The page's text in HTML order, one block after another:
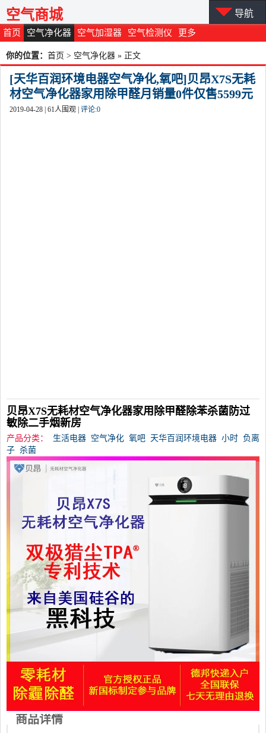
首页 空气净化器 空气加湿器 空气检测仪 更多
空气商城 导航
你的位置： 首页 > 空气净化器 » 正文
[天华百润环境电器空气净化,氧吧]贝昂X7S无耗
材空气净化器家用除甲醛月销量0件仅售5599元
2019-04-28 | 61人围观 | 评论:0
贝昂X7S无耗材空气净化器家用除甲醛除苯杀菌防过
敏除二手烟新房
产品分类： 生活电器 空气净化 氧吧 天华百润环境电器 小时 负离
子 杀菌
商品详情